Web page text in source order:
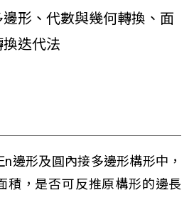
邊形、代數與幾何轉換、面
迭代法
形及圓內接多邊形構形中，
積，是否可反推原構形的邊長